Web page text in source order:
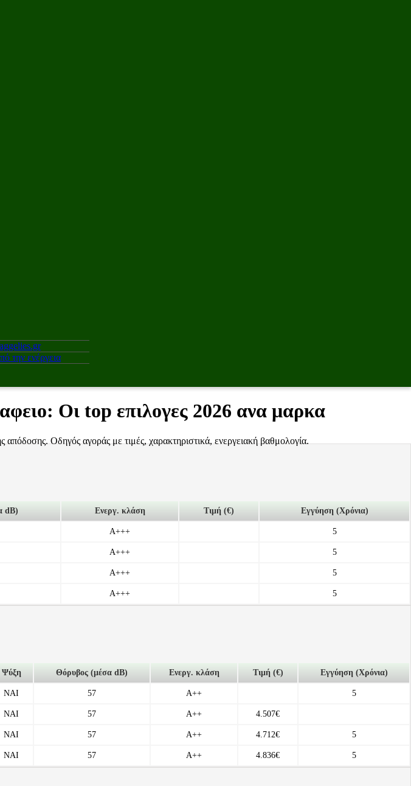
την ενέργεια
Οι top επιλογες 2026 ανα μαρκα
απόδοσης. Οδηγός αγοράς με τιμές, χαρακτηριστικά, ενεργειακή βαθμολογία.
dB) Ενεργ. κλάση Τιμή (€) Εγγύηση (Χρόνια)
A+++ 5
A+++ 5
A+++ 5
A+++ 5
Ψύξη Θόρυβος (μέσα dB) Ενεργ. κλάση Τιμή (€) Εγγύηση (Χρόνια)
ΝΑΙ 57 A++ 5
ΝΑΙ 57 A++ 4.507€
ΝΑΙ 57 A++ 4.712€ 5
ΝΑΙ 57 A++ 4.836€ 5